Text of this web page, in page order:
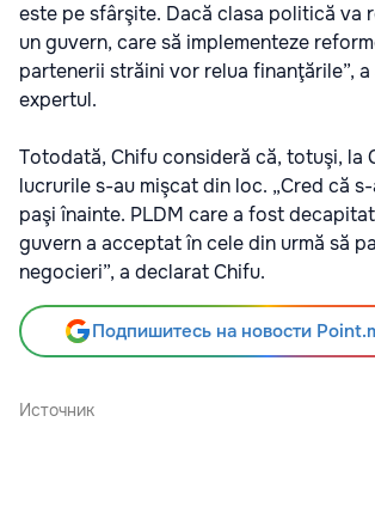
este pe sfârşite. Dacă clasa politică va
un guvern, care să implementeze
partenerii străini vor relua finanţările”,
expertul.
Totodată, Chifu consideră că, totuşi, la
lucrurile s-au mişcat din loc. „Cred că
paşi înainte. PLDM care a fost
guvern a acceptat în cele din urmă să
negocieri”, a declarat Chifu.
Подпишитесь на новости
Источник